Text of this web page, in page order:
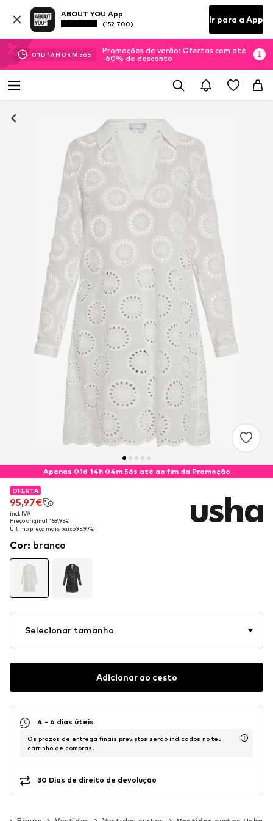
ABOUT YOU App
(152 700) Ir para a App
01D 14H 04M 55S
Promoções de verão: Ofertas com até
-60% de desconto
Apenas 01d 14h 04m 56s até ao fim da Promoção
OFERTA
95,97€
incl. IVA
Preço original: 159,95€
Último preço mais baixo:95,97€
OFERTA
95,97€
incl. IVA
Preço original: 159,95€
Último preço mais baixo:95,97€
Cor: branco
Selecionar tamanho
Adicionar ao cesto
4 - 6 dias úteis
Os prazos de entrega finais previstos serão indicados no teu
carrinho de compras.
30 Dias de direito de devolução